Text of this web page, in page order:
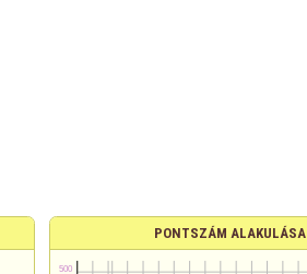
PONTSZÁM ALAKULÁSA